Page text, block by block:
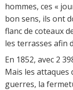
hommes, ces «
bon sens, ils ont
flanc de coteaux
les terrasses afin
En 1852, avec 2
Mais les attaques
guerres, la